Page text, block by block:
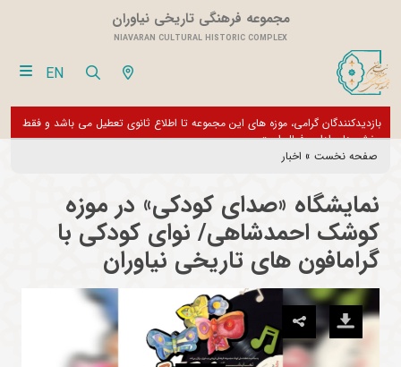
مجموعه فرهنگی تاریخی نیاوران
NIAVARAN CULTURAL HISTORIC COMPLEX
EN
بازدیدکنندگان گرامی، موزه های این مجموعه تا اطلاع ثانوی تعطیل می باشد و فقط
بخش های اداری فعال است
صفحه نخست » اخبار
نمایشگاه «صدای کودکی» در موزه
کوشک احمدشاهی/ نوای کودکی با
گرامافون های تاریخی نیاوران